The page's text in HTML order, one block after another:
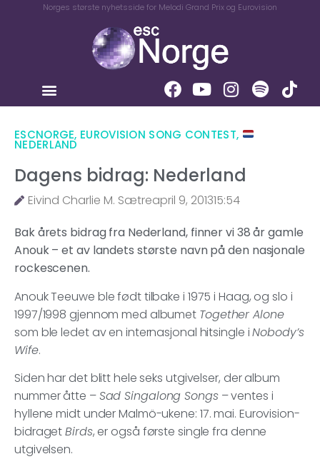
Norges største nyhetsside for Melodi Grand Prix og Eurovision
ESCNORGE, EUROVISION SONG CONTEST,
NEDERLAND
Dagens bidrag: Nederland
Eivind Charlie M. Sætreapril 9, 201315:54
Bak årets bidrag fra Nederland, finner vi 38 år gamle
Anouk – et av landets største navn på den nasjonale
rockescenen.
Anouk Teeuwe ble født tilbake i 1975 i Haag, og slo i
1997/1998 gjennom med albumet Together Alone
som ble ledet av en internasjonal hitsingle iNobody’s
Wife.
Siden har det blitt hele seks utgivelser, der album
nummer åtte –Sad Singalong Songs– ventes i
hyllene midt under Malmö-ukene: 17. mai. Eurovision-
bidragetBirds, er også første single fra denne
utgivelsen.